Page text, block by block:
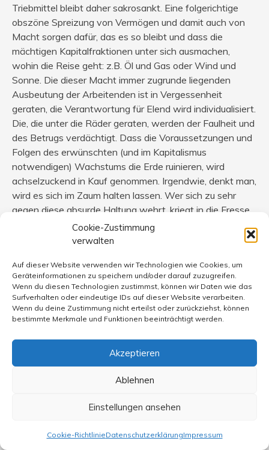
Cookie-Zustimmung
verwalten
Auf dieser Website verwenden wir Technologien wie Cookies, um
Geräteinformationen zu speichern und/oder darauf zuzugreifen.
Wenn du diesen Technologien zustimmst, können wir Daten wie das
Surfverhalten oder eindeutige IDs auf dieser Website verarbeiten.
Wenn du deine Zustimmung nicht erteilst oder zurückziehst, können
bestimmte Merkmale und Funktionen beeinträchtigt werden.
Akzeptieren
Ablehnen
Einstellungen ansehen
Cookie-RichtlinieDatenschutzerklärungImpressum
Triebmittel bleibt daher sakrosankt. Eine folgerichtige
obszöne Spreizung von Vermögen und damit auch von
Macht sorgen dafür, das es so bleibt und dass die
mächtigen Kapitalfraktionen unter sich ausmachen,
wohin die Reise geht: z.B. Öl und Gas oder Wind und
Sonne. Die dieser Macht immer zugrunde liegenden
Ausbeutung der Arbeitenden ist in Vergessenheit
geraten, die Verantwortung für Elend wird individualisiert.
Die, die unter die Räder geraten, werden der Faulheit und
des Betrugs verdächtigt. Dass die Voraussetzungen und
Folgen des erwünschten (und im Kapitalismus
notwendigen) Wachstums die Erde ruinieren, wird
achselzuckend in Kauf genommen. Irgendwie, denkt man,
wird es sich im Zaum halten lassen. Wer sich zu sehr
gegen diese absurde Haltung wehrt, kriegt in die Fresse.
Die Ergebnisse der Konstanten dieser Politik sind überall
zu besichtigen.
Demokratie – und manche lasten ihr allerlei Übel an,
anstatt zu fragen, wie eine gescheite, wirkliche
Demokratie wohl aussehen könnte, in der es den
mächtigen Einfluss eines Musk oder eines Döpfner etc.
schlichtweg nicht gäbe.
14. Januar 2025 um 9:26 Uhr
Schützlinge Trump, Weidel, Erdogan, Orban, Le Pen u.a.